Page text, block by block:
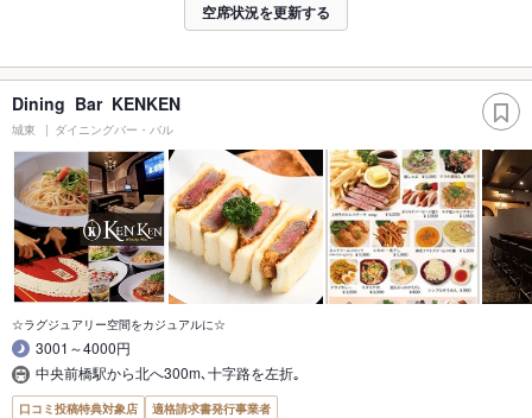
空席状況を更新する
Dining Bar KENKEN
城東 ダイニングバー・バル
☆ラグジュアリー空間をカジュアルに☆
3001～4000円
中央前橋駅から北へ300m､十字路を左折｡
口コミ投稿特典対象店 適格請求書発行事業者